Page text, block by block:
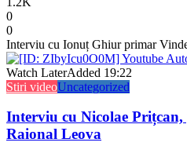
0
0
Interviu cu Ionuț Ghiur primar
Watch LaterAdded 19:22
Stiri videoUncategorized
Interviu cu Nicolae
Raional Leova